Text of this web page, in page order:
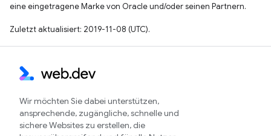
eine eingetragene Marke von Oracle und/oder seinen Partnern.
Zuletzt aktualisiert: 2019-11-08 (UTC).
Wir möchten Sie dabei unterstützen,
ansprechende, zugängliche, schnelle und
sichere Websites zu erstellen, die